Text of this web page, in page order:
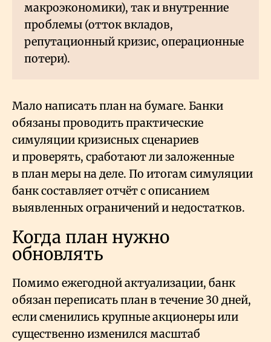
макроэкономики), так и внутренние
проблемы (отток вкладов,
репутационный кризис, операционные
потери).
Мало написать план на бумаге. Банки
обязаны проводить практические
симуляции кризисных сценариев
и проверять, сработают ли заложенные
в план меры на деле. По итогам симуляции
банк составляет отчёт с описанием
выявленных ограничений и недостатков.
Когда план нужно
обновлять
Помимо ежегодной актуализации, банк
обязан переписать план в течение 30 дней,
если сменились крупные акционеры или
существенно изменился масштаб